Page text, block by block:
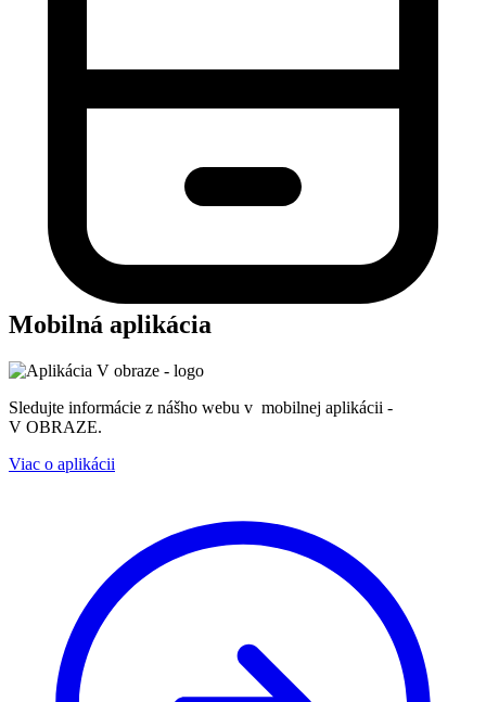
Mobilná aplikácia
Sledujte informácie z nášho webu v mobilnej aplikácii -
V OBRAZE.
Viac o aplikácii